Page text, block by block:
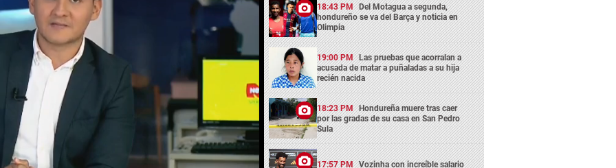
18:43 PM Del Motagua a segunda,
hondureño se va del Barça y noticia en
Olimpia
19:00 PM Las pruebas que acorralan a
acusada de matar a puñaladas a su hija
recién nacida
18:23 PM Hondureña muere tras caer
por las gradas de su casa en San Pedro
Sula
17:57 PM Vozinha con increíble salario